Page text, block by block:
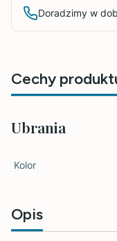
Doradzimy w
Cechy
Ubrania
Kolor
Opis